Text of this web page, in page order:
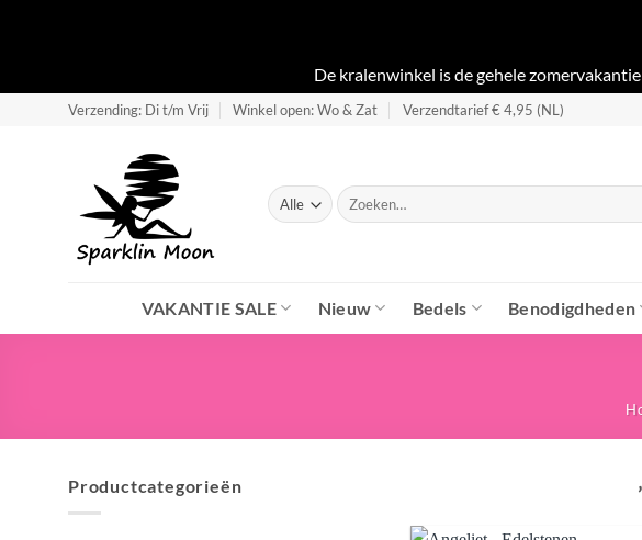
De kralenwinkel is de gehele
Verzending: Di t/m Vrij Winkel open: Wo & Zat Verzendtarief € 4,95 (NL)
Zoeken
naar:
VAKANTIE SALE Nieuw Bedels Benodigdheden
Productcategorieën